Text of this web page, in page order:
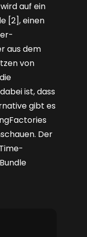
auf ein
[2], einen
aus dem
von
ist, dass
gibt es
Der